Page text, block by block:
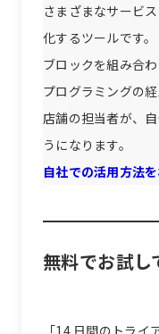
さまざまなサービ
化するツールです。
ブロックを組み合
プログラミングの
店舗の担当者が、
うになります。
自社での活用方法
無料でお試し
「14 日間のトラ